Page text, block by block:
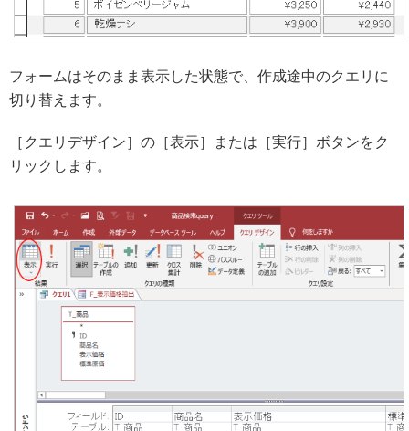
フォームはそのまま表示した状態で、作成途中のクエリに
切り替えます。
［クエリデザイン］の［表示］または［実行］ボタンをク
リックします。